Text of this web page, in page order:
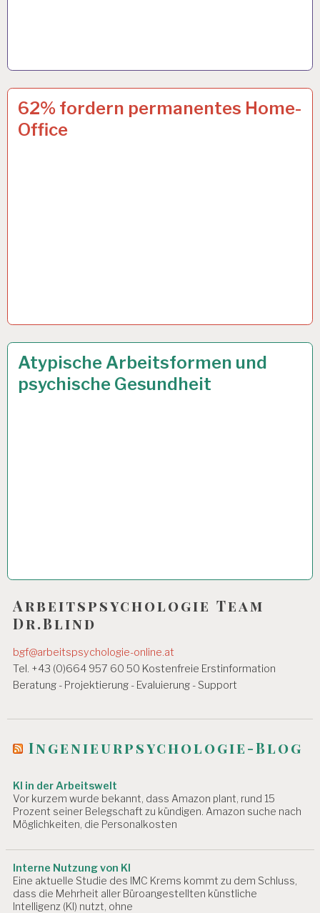
4-
TAGE-
WOCHE…
62% fordern permanentes Home-
Office
17 SEP. 2020
ARBEIT
UND
GESUNDHEIT…
Atypische Arbeitsformen und
psychische Gesundheit
27 JAN. 2020
Arbeitspsychologie Team
Dr.Blind
bgf@arbeitspsychologie-online.at
Tel. +43 (0)664 957 60 50 Kostenfreie Erstinformation
Beratung - Projektierung - Evaluierung - Support
Ingenieurpsychologie-Blog
KI in der Arbeitswelt
Vor kurzem wurde bekannt, dass Amazon plant, rund 15
Prozent seiner Belegschaft zu kündigen. Amazon suche nach
Möglichkeiten, die Personalkosten
Interne Nutzung von KI
Eine aktuelle Studie des IMC Krems kommt zu dem Schluss,
dass die Mehrheit aller Büroangestellten künstliche
Intelligenz (KI) nutzt, ohne